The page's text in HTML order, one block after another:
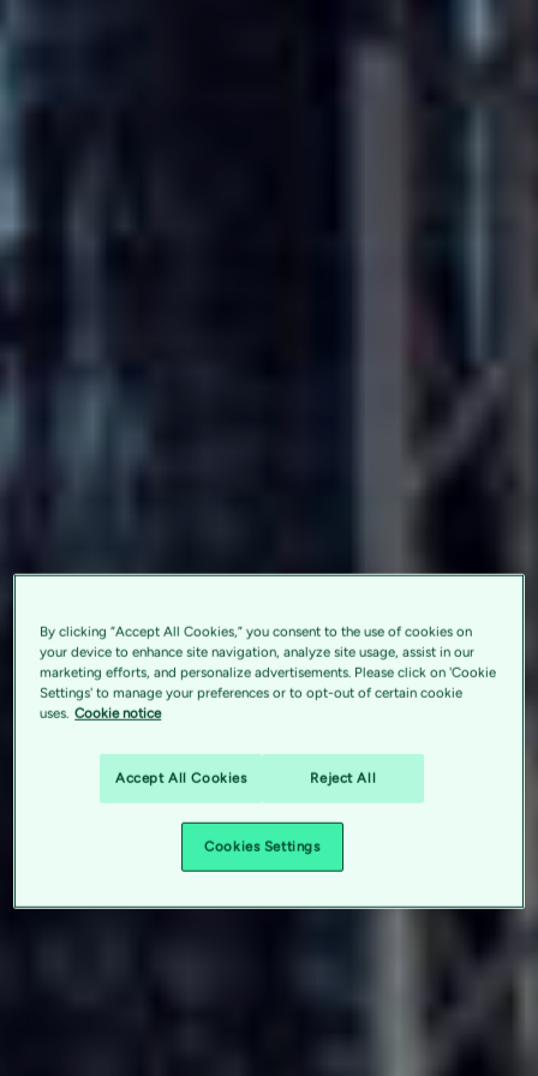
By clicking “Accept All Cookies,” you consent to the use of cookies on
your device to enhance site navigation, analyze site usage, assist in our
marketing efforts, and personalize advertisements. Please click on 'Cookie
Settings' to manage your preferences or to opt-out of certain cookie
uses. Cookie notice
Accept All Cookies Reject All
Cookies Settings